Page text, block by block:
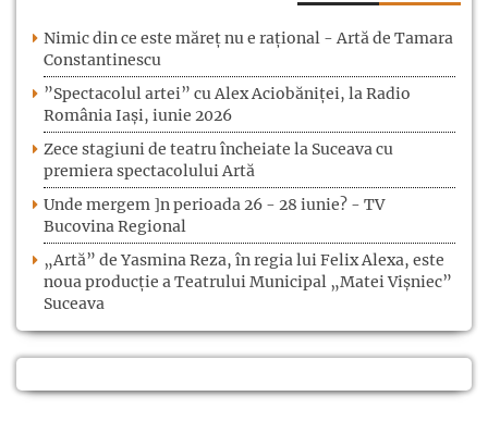
Nimic din ce este măreț nu e rațional - Artă de Tamara
Constantinescu
”Spectacolul artei” cu Alex Aciobăniței, la Radio
România Iași, iunie 2026
Zece stagiuni de teatru încheiate la Suceava cu
premiera spectacolului Artă
Unde mergem ]n perioada 26 - 28 iunie? - TV
Bucovina Regional
„Artă” de Yasmina Reza, în regia lui Felix Alexa, este
noua producție a Teatrului Municipal „Matei Vișniec”
Suceava